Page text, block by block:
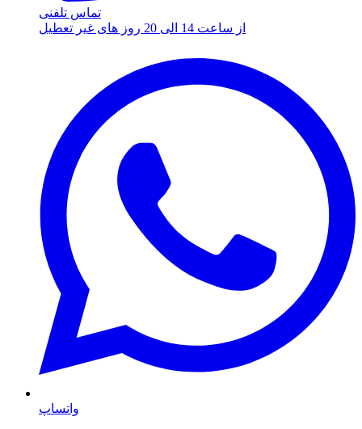
تماس تلفنی
از ساعت 14 الی 20 روز های غیر تعطیل
واتساپ